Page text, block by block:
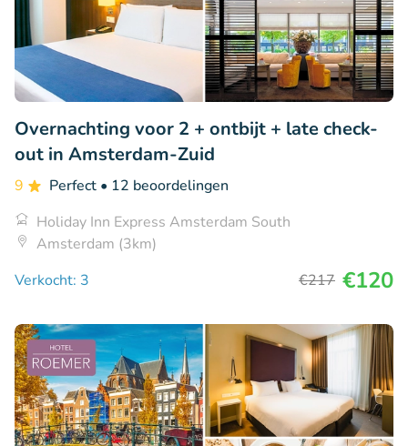
Overnachting voor 2 + ontbijt + late check-
out in Amsterdam-Zuid
9 Perfect • 12 beoordelingen
Holiday Inn Express Amsterdam South
Amsterdam (3km)
Verkocht: 3
€217 €120